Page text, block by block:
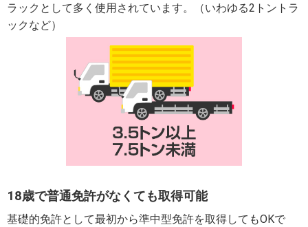
ラックとして多く使用されています。（いわゆる2トントラ
ックなど）
18歳で普通免許がなくても取得可能
基礎的免許として最初から準中型免許を取得してもOKで